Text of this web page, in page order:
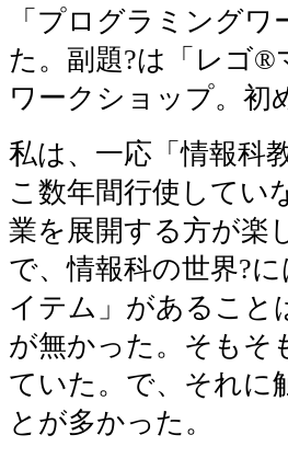
「プログラミング
た。副題?は「レゴ
ワークショップ。初
私は、一応「情報科
こ数年間行使してい
業を展開する方が楽
で、情報科の世界?
イテム」があること
が無かった。そもそ
ていた。で、それに
とが多かった。